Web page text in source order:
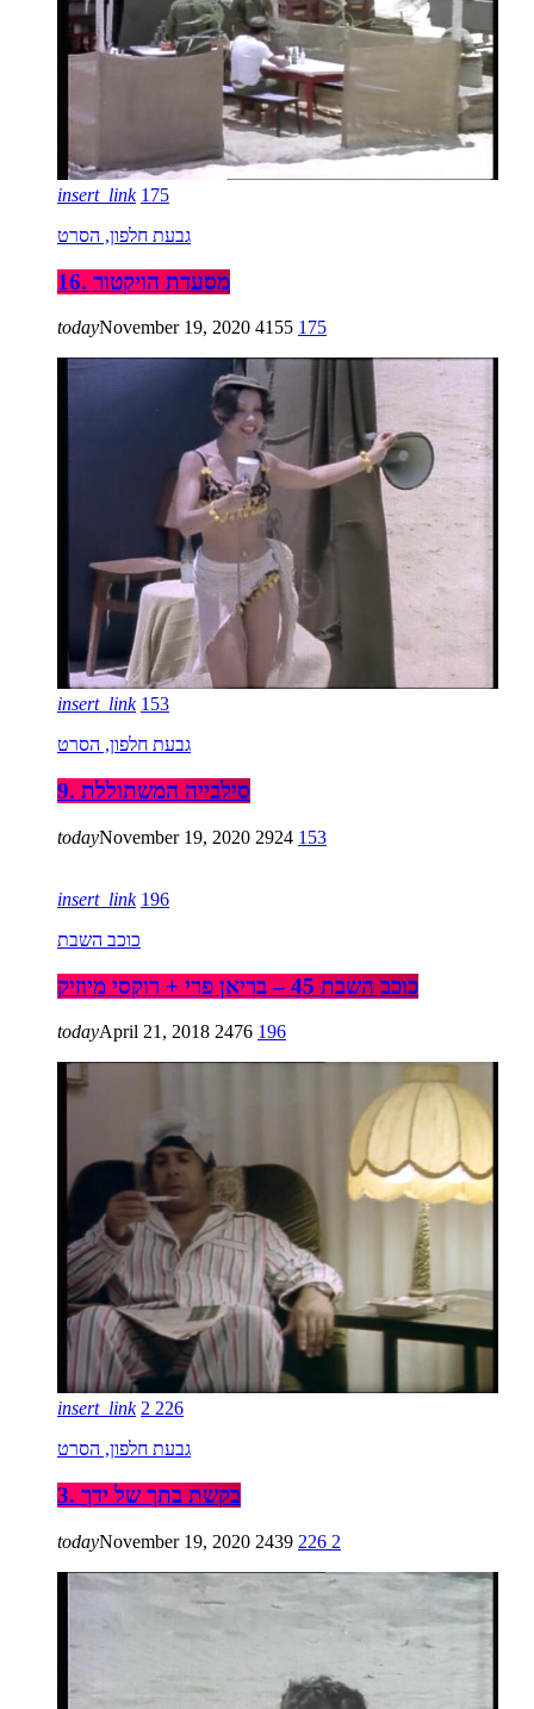
insert_link 175
גבעת חלפון, הסרט
16. מסעדת הויקטור
todayNovember 19, 2020 4155 175
insert_link 153
גבעת חלפון, הסרט
9. סילבייה המשתוללת
todayNovember 19, 2020 2924 153
insert_link 196
כוכב השבת
כוכב השבת 45 – בריאן פרי + רוקסי מיוזיק
todayApril 21, 2018 2476 196
insert_link 2 226
גבעת חלפון, הסרט
3. בקשת בתך של ידך
todayNovember 19, 2020 2439 226 2